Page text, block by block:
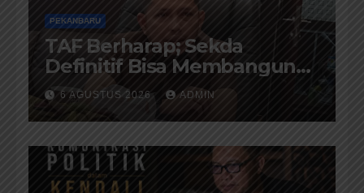
PEKANBARU
TAF Berharap; Sekda
Definitif Bisa Membangun
Komunikasi Antara
Eksekutif dan Legislatif
6 AGUSTUS 2026 ADMIN